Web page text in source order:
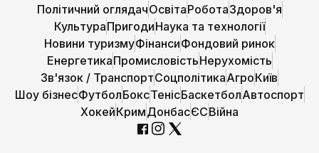
Політичний оглядачОсвітаРоботаЗдоров'я
КультураПригодиНаука та технології
Новини туризмуФінансиФондовий ринок
ЕнергетикаПромисловістьНерухомість
Зв'язок / ТранспортСоцполітикаАгроКиїв
Шоу бізнесФутболБоксТенісБаскетболАвтоспорт
ХокейКримДонбасЄСВійна